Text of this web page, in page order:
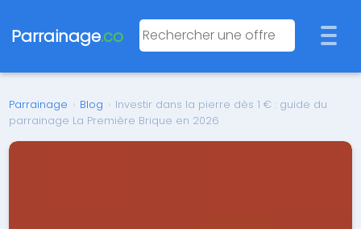
Parrainage.co
Parrainage › Blog › Investir dans la pierre dès 1 € : guide du
parrainage La Première Brique en 2026